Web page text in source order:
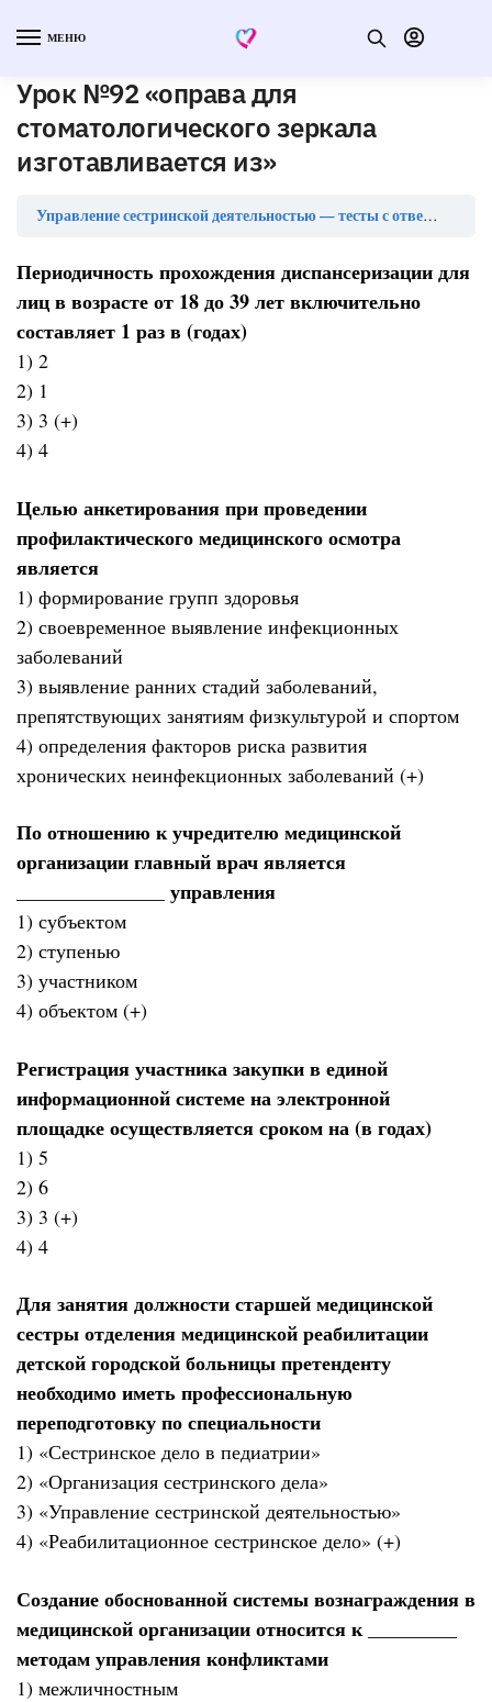
МЕНЮ
Урок №92 «оправа для
стоматологического зеркала
изготавливается из»
Управление сестринской деятельностью — тесты с ответами
Периодичность прохождения диспансеризации для
лиц в возрасте от 18 до 39 лет включительно
составляет 1 раз в (годах)
1) 2
2) 1
3) 3 (+)
4) 4
Целью анкетирования при проведении
профилактического медицинского осмотра
является
1) формирование групп здоровья
2) своевременное выявление инфекционных
заболеваний
3) выявление ранних стадий заболеваний,
препятствующих занятиям физкультурой и спортом
4) определения факторов риска развития
хронических неинфекционных заболеваний (+)
По отношению к учредителю медицинской
организации главный врач является
_______________ управления
1) субъектом
2) ступенью
3) участником
4) объектом (+)
Регистрация участника закупки в единой
информационной системе на электронной
площадке осуществляется сроком на (в годах)
1) 5
2) 6
3) 3 (+)
4) 4
Для занятия должности старшей медицинской
сестры отделения медицинской реабилитации
детской городской больницы претенденту
необходимо иметь профессиональную
переподготовку по специальности
1) «Сестринское дело в педиатрии»
2) «Организация сестринского дела»
3) «Управление сестринской деятельностью»
4) «Реабилитационное сестринское дело» (+)
Создание обоснованной системы вознаграждения в
медицинской организации относится к _________
методам управления конфликтами
1) межличностным